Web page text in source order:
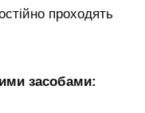
проходять
засобами: